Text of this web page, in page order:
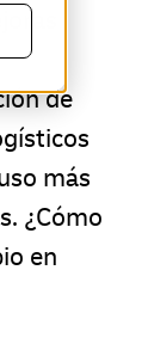
de
más
¿Cómo
en